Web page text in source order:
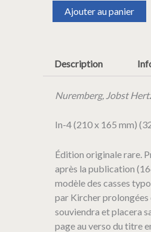
Steganographica,
in
octo
quibus,
multa,
jucundissima,
explicantur
artificia
Ajouter au panier
Description
Nuremberg, Jobst
In-4 (210 x 165 mm)
Édition originale rare.
après la publication
modèle des casses
par Kircher prolongées
souviendra et placera
page au verso du titre